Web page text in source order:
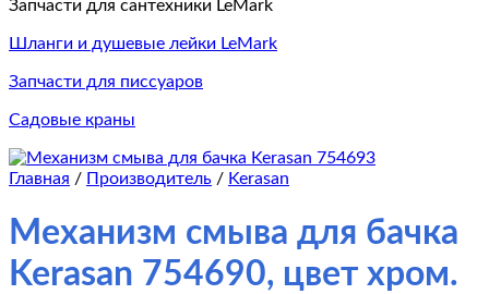
Запчасти для сантехники LeMark
Шланги и душевые лейки LeMark
Запчасти для писсуаров
Садовые краны
Главная / Производитель / Kerasan
Механизм смыва для бачка
Kerasan 754690, цвет хром.